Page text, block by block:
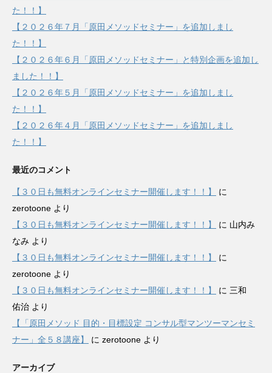
た！！】
【２０２６年７月「原田メソッドセミナー」を追加しまし
た！！】
【２０２６年６月「原田メソッドセミナー」と特別企画を追加し
ました！！】
【２０２６年５月「原田メソッドセミナー」を追加しまし
た！！】
【２０２６年４月「原田メソッドセミナー」を追加しまし
た！！】
最近のコメント
【３０日も無料オンラインセミナー開催します！！】
に
zerotoone より
【３０日も無料オンラインセミナー開催します！！】
に 山内み
なみ より
【３０日も無料オンラインセミナー開催します！！】
に
zerotoone より
【３０日も無料オンラインセミナー開催します！！】
に 三和
佑治 より
【「原田メソッド 目的・目標設定 コンサル型マンツーマンセミ
ナー」全５８講座】
に zerotoone より
アーカイブ